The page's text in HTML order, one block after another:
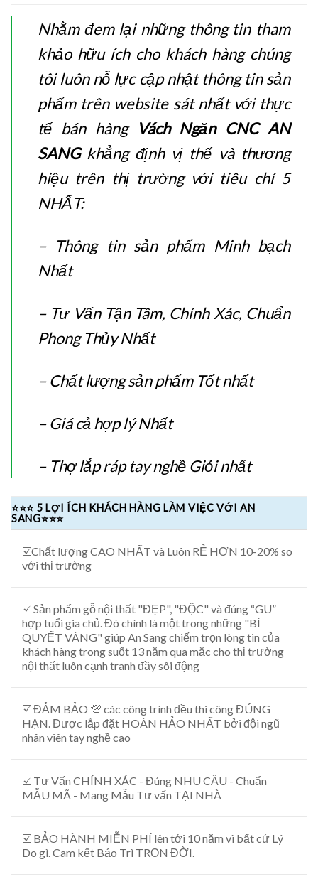
Nhằm đem lại những thông tin tham
khảo hữu ích cho khách hàng chúng
tôi luôn nỗ lực cập nhật thông tin sản
phẩm trên website sát nhất với thực
tế bán hàng Vách Ngăn CNC AN
SANGkhẳng định vị thế và thương
hiệu trên thị trường với tiêu chí 5
NHẤT:
– Thông tin sản phẩm Minh bạch
Nhất
– Tư Vấn Tận Tâm, Chính Xác, Chuẩn
Phong Thủy Nhất
– Chất lượng sản phẩm Tốt nhất
– Giá cả hợp lý Nhất
– Thợ lắp ráp tay nghề Giỏi nhất
⭐⭐⭐ 5 LỢI ÍCH KHÁCH HÀNG LÀM VIỆC VỚI AN
SANG⭐⭐⭐
☑️Chất lượng CAO NHẤT và Luôn RẺ HƠN 10-20% so
với thị trường
☑️ Sản phẩm gỗ nội thất "ĐẸP", "ĐỘC" và đúng “GU”
hợp tuổi gia chủ. Đó chính là một trong những "BÍ
QUYẾT VÀNG" giúp An Sang chiếm trọn lòng tin của
khách hàng trong suốt 13 năm qua mặc cho thị trường
nội thất luôn cạnh tranh đầy sôi động
☑️ ĐẢM BẢO 💯 các công trình đều thi công ĐÚNG
HẠN. Được lắp đặt HOÀN HẢO NHẤT bởi đội ngũ
nhân viên tay nghề cao
☑️ Tư Vấn CHÍNH XÁC - Đúng NHU CẦU - Chuẩn
MẪU MÃ - Mang Mẫu Tư vấn TẠI NHÀ
☑️ BẢO HÀNH MIỄN PHÍ lên tới 10 năm vì bất cứ Lý
Do gì. Cam kết Bảo Trì TRỌN ĐỜI.